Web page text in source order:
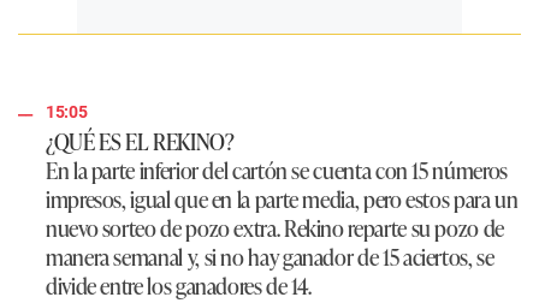
15:05
¿QUÉ ES EL REKINO?
En la parte inferior del cartón se cuenta con 15 números
impresos, igual que en la parte media, pero estos para un
nuevo sorteo de pozo extra. Rekino reparte su pozo de
manera semanal y, si no hay ganador de 15 aciertos, se
divide entre los ganadores de 14.